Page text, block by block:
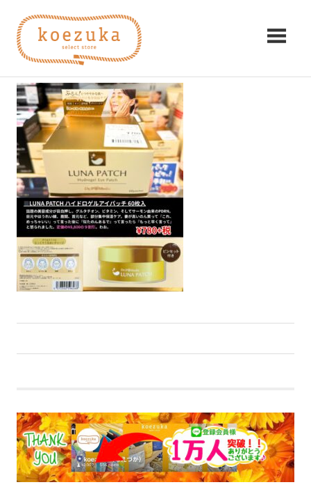
ツ
koezuka（こ
づ
か）
つ
け
る
シ
ア
ワ
セ。
10
2025年12月24日 編集者
ビ
ゲ
ー
の